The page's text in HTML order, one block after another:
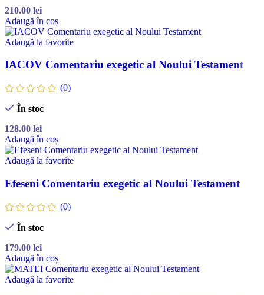
210.00 lei
Adaugă în coș
Adaugă la favorite
IACOV Comentariu exegetic al Noului Testament
(0)
În stoc
128.00 lei
Adaugă în coș
Adaugă la favorite
Efeseni Comentariu exegetic al Noului Testament
(0)
În stoc
179.00 lei
Adaugă în coș
Adaugă la favorite